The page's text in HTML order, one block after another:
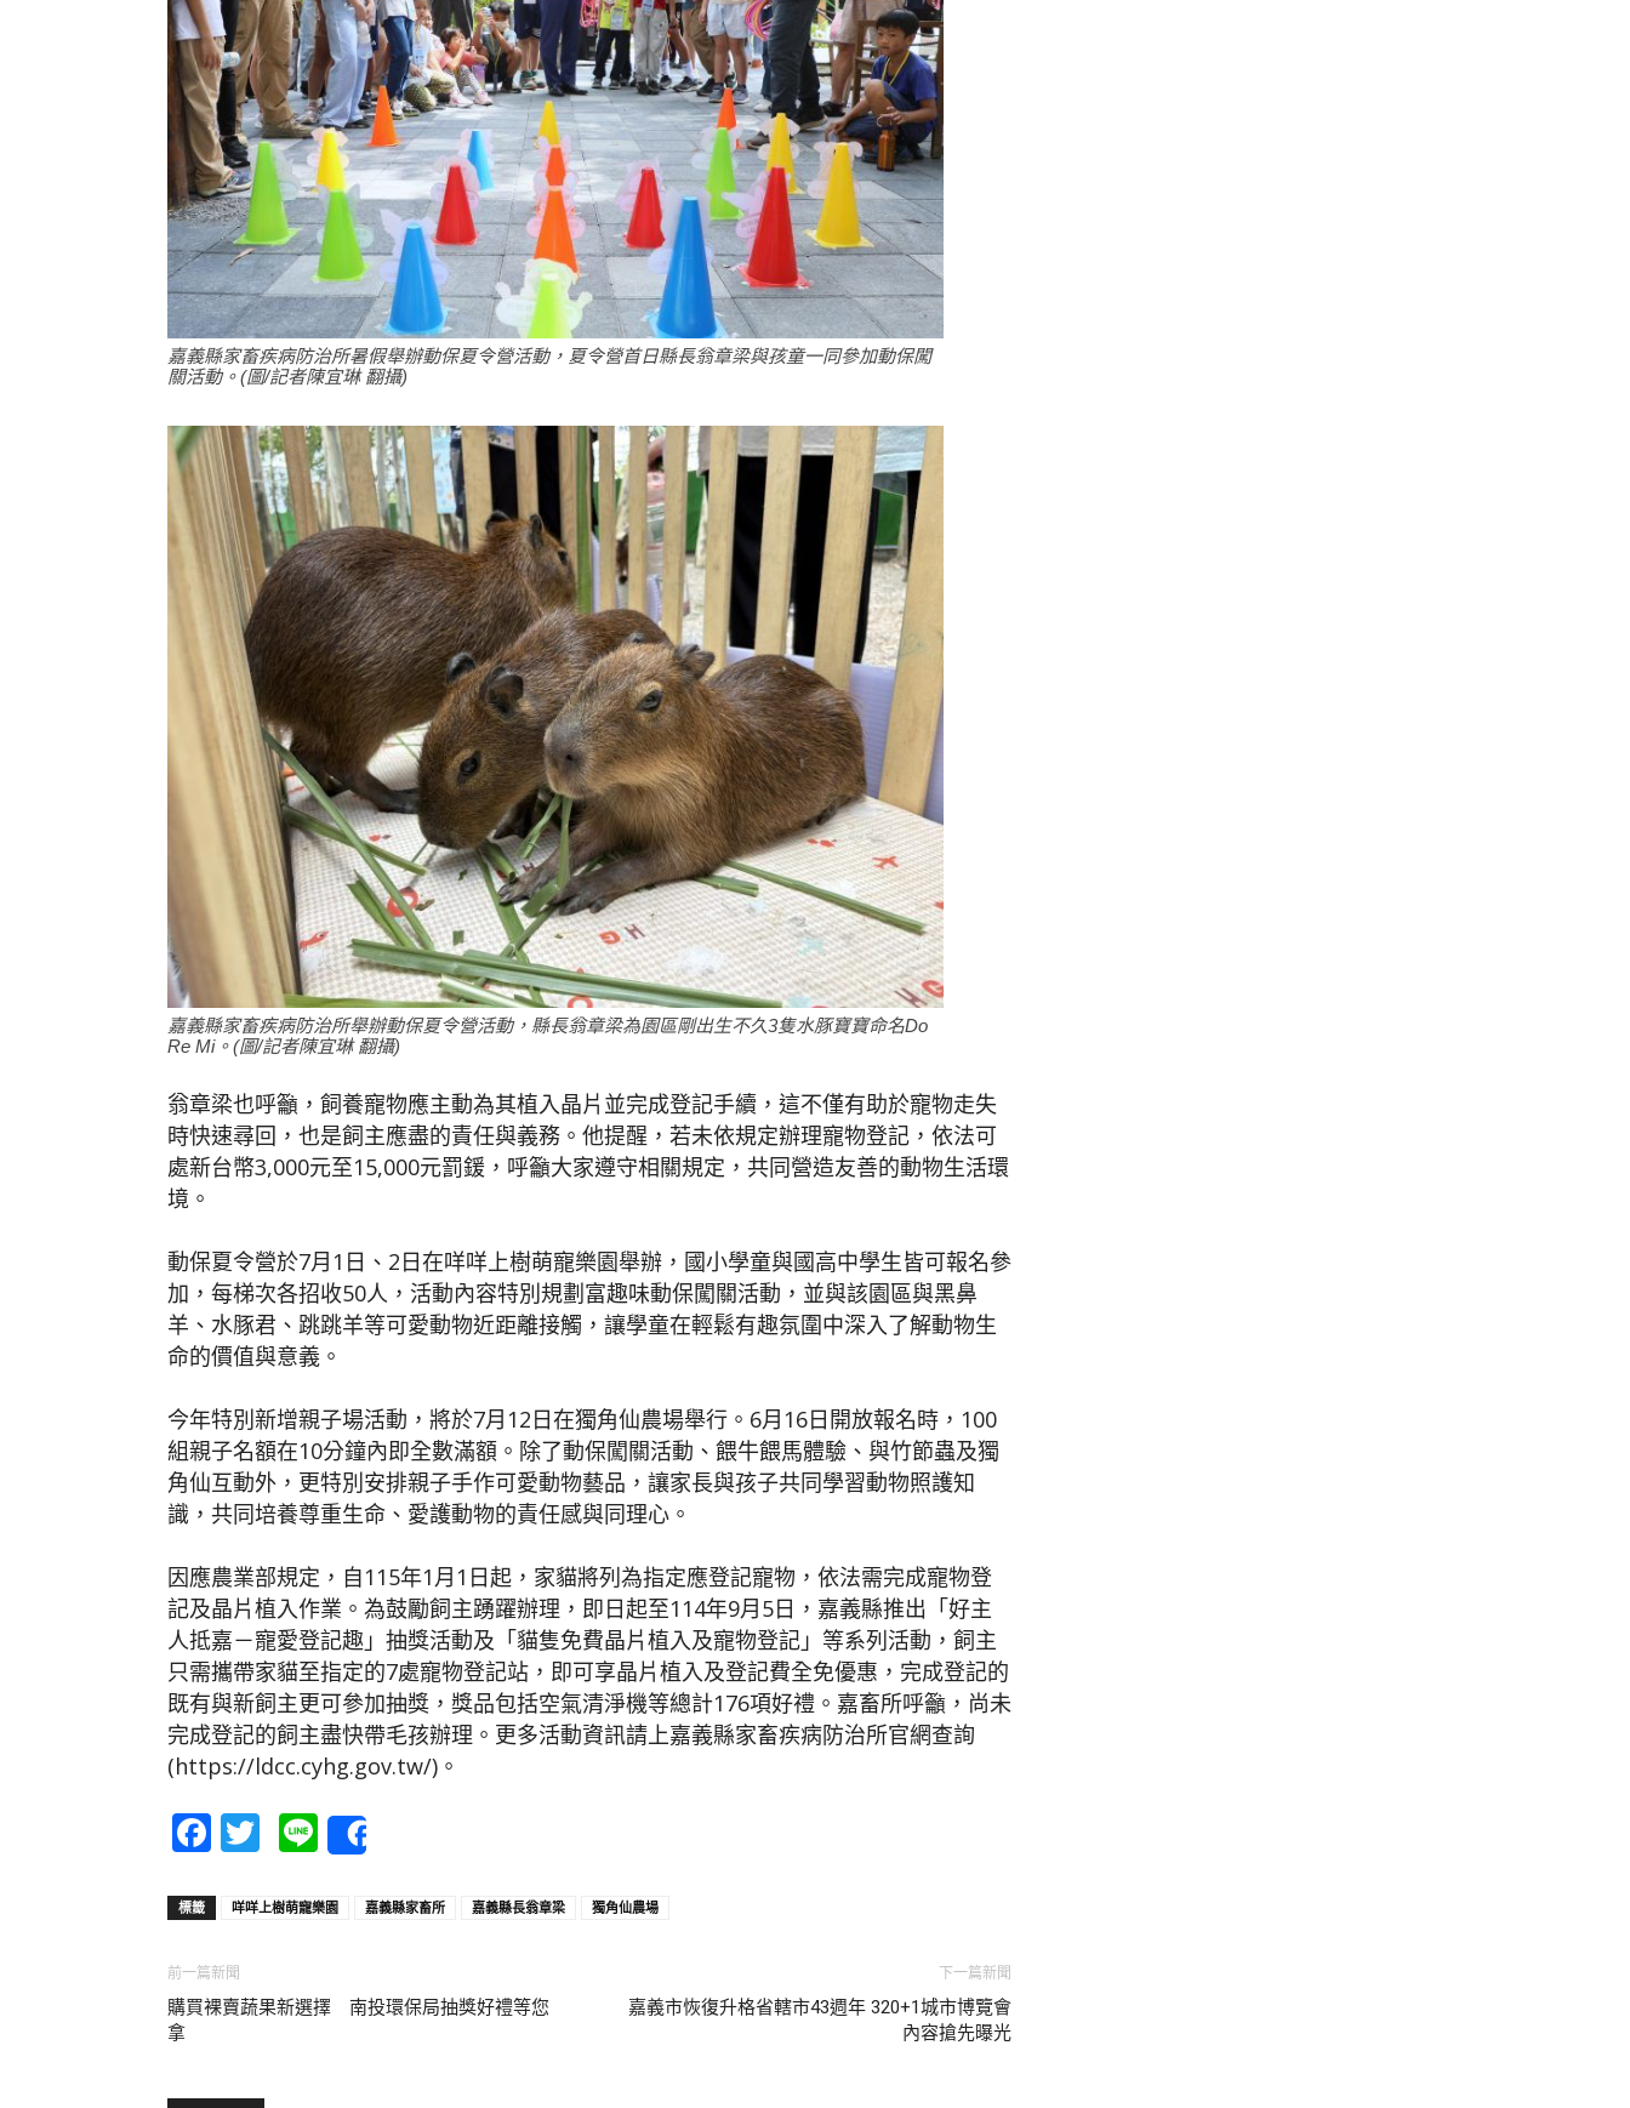
嘉義縣家畜疾病防治所暑假舉辦動保夏令營活動，夏令營首日縣長翁章梁與孩童一同參加動保闖
關活動。(圖/記者陳宜琳 翻攝)
嘉義縣家畜疾病防治所舉辦動保夏令營活動，縣長翁章梁為園區剛出生不久3隻水豚寶寶命名Do
Re Mi。(圖/記者陳宜琳 翻攝)
翁章梁也呼籲，飼養寵物應主動為其植入晶片並完成登記手續，這不僅有助於寵物走失
時快速尋回，也是飼主應盡的責任與義務。他提醒，若未依規定辦理寵物登記，依法可
處新台幣3,000元至15,000元罰鍰，呼籲大家遵守相關規定，共同營造友善的動物生活環
境。
動保夏令營於7月1日、2日在咩咩上樹萌寵樂園舉辦，國小學童與國高中學生皆可報名參
加，每梯次各招收50人，活動內容特別規劃富趣味動保闖關活動，並與該園區與黑鼻
羊、水豚君、跳跳羊等可愛動物近距離接觸，讓學童在輕鬆有趣氛圍中深入了解動物生
命的價值與意義。
今年特別新增親子場活動，將於7月12日在獨角仙農場舉行。6月16日開放報名時，100
組親子名額在10分鐘內即全數滿額。除了動保闖關活動、餵牛餵馬體驗、與竹節蟲及獨
角仙互動外，更特別安排親子手作可愛動物藝品，讓家長與孩子共同學習動物照護知
識，共同培養尊重生命、愛護動物的責任感與同理心。
因應農業部規定，自115年1月1日起，家貓將列為指定應登記寵物，依法需完成寵物登
記及晶片植入作業。為鼓勵飼主踴躍辦理，即日起至114年9月5日，嘉義縣推出「好主
人抵嘉－寵愛登記趣」抽獎活動及「貓隻免費晶片植入及寵物登記」等系列活動，飼主
只需攜帶家貓至指定的7處寵物登記站，即可享晶片植入及登記費全免優惠，完成登記的
既有與新飼主更可參加抽獎，獎品包括空氣清淨機等總計176項好禮。嘉畜所呼籲，尚未
完成登記的飼主盡快帶毛孩辦理。更多活動資訊請上嘉義縣家畜疾病防治所官網查詢
(https://ldcc.cyhg.gov.tw/)。
Facebook
Twitter
Line
標籤 咩咩上樹萌寵樂園 嘉義縣家畜所 嘉義縣長翁章梁 獨角仙農場
前一篇新聞
購買裸賣蔬果新選擇 南投環保局抽獎好禮等您
拿
下一篇新聞
嘉義市恢復升格省轄市43週年 320+1城市博覽會
內容搶先曝光